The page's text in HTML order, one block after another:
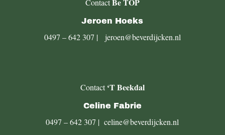
Contact
Jeroen Hoeks
0497 – 642 307 | jeroen@beverdijcken.nl
Contact ‘T Beekdal
Celine Fabrie
0497 – 642 307 |celine@beverdijcken.nl